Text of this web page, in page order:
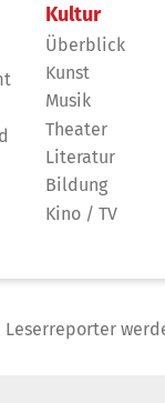
Kultur
Überblick
Kunst
Musik
Theater
Literatur
Bildung
Kino / TV
Leserreporter